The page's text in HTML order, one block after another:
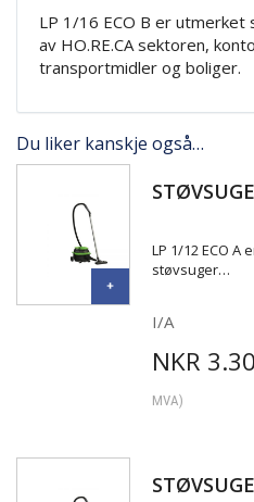
LP 1/16 ECO B er
av HO.RE.CA sektoren,
transportmidler og boliger.
Du liker kanskje også…
LP 1/12 ECO
støvsuger…
I/A
NKR
MVA)